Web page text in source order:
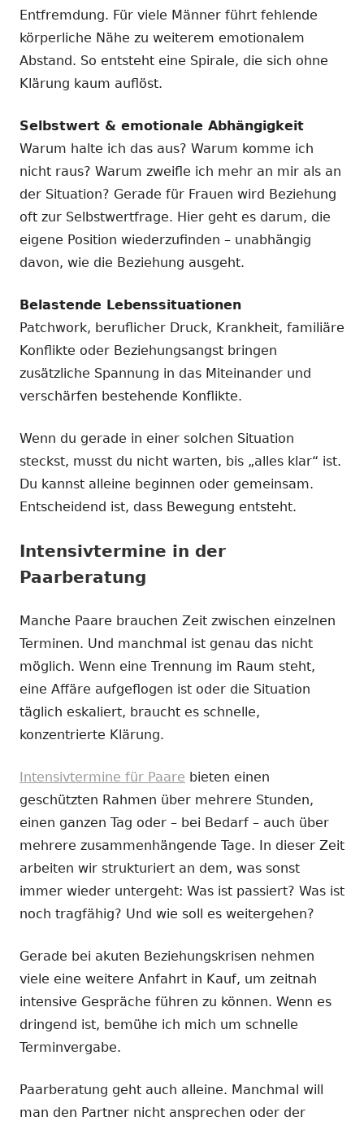
Entfremdung. Für viele Männer führt fehlende
körperliche Nähe zu weiterem emotionalem
Abstand. So entsteht eine Spirale, die sich ohne
Klärung kaum auflöst.
Selbstwert & emotionale Abhängigkeit
Warum halte ich das aus? Warum komme ich
nicht raus? Warum zweifle ich mehr an mir als an
der Situation? Gerade für Frauen wird Beziehung
oft zur Selbstwertfrage. Hier geht es darum, die
eigene Position wiederzufinden – unabhängig
davon, wie die Beziehung ausgeht.
Belastende Lebenssituationen
Patchwork, beruflicher Druck, Krankheit, familiäre
Konflikte oder Beziehungsangst bringen
zusätzliche Spannung in das Miteinander und
verschärfen bestehende Konflikte.
Wenn du gerade in einer solchen Situation
steckst, musst du nicht warten, bis „alles klar“ ist.
Du kannst alleine beginnen oder gemeinsam.
Entscheidend ist, dass Bewegung entsteht.
Intensivtermine in der
Paarberatung
Manche Paare brauchen Zeit zwischen einzelnen
Terminen. Und manchmal ist genau das nicht
möglich. Wenn eine Trennung im Raum steht,
eine Affäre aufgeflogen ist oder die Situation
täglich eskaliert, braucht es schnelle,
konzentrierte Klärung.
Intensivtermine für Paare bieten einen
geschützten Rahmen über mehrere Stunden,
einen ganzen Tag oder – bei Bedarf – auch über
mehrere zusammenhängende Tage. In dieser Zeit
arbeiten wir strukturiert an dem, was sonst
immer wieder untergeht: Was ist passiert? Was ist
noch tragfähig? Und wie soll es weitergehen?
Gerade bei akuten Beziehungskrisen nehmen
viele eine weitere Anfahrt in Kauf, um zeitnah
intensive Gespräche führen zu können. Wenn es
dringend ist, bemühe ich mich um schnelle
Terminvergabe.
Paarberatung geht auch alleine. Manchmal will
man den Partner nicht ansprechen oder der